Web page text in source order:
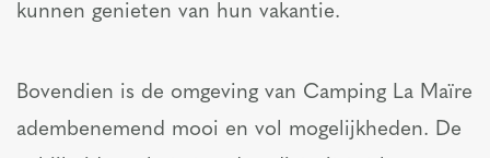
kunnen genieten van hun vakantie.
Bovendien is de omgeving van Camping La Maïre
adembenemend mooi en vol mogelijkheden. De